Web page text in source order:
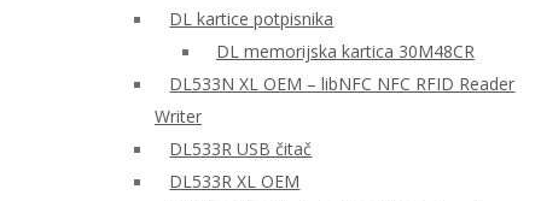
DL kartice potpisnika
DL memorijska kartica 30M48CR
DL533N XL OEM – libNFC NFC RFID Reader
Writer
DL533R USB čitač
DL533R XL OEM